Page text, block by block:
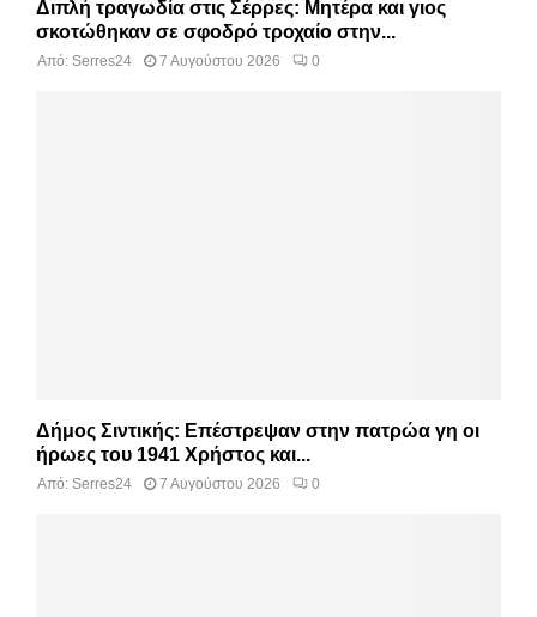
Διπλή τραγωδία στις Σέρρες: Μητέρα και γιος
σκοτώθηκαν σε σφοδρό τροχαίο στην...
Από: Serres24 7 Αυγούστου 2026 0
Δήμος Σιντικής: Επέστρεψαν στην πατρώα γη οι
ήρωες του 1941 Χρήστος και...
Από: Serres24 7 Αυγούστου 2026 0